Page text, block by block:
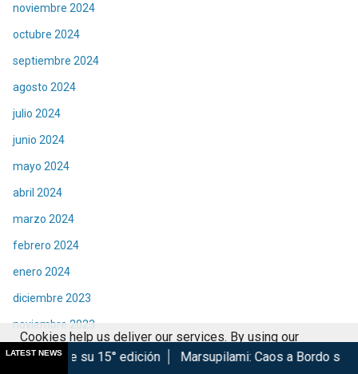
noviembre 2024
octubre 2024
septiembre 2024
agosto 2024
julio 2024
junio 2024
mayo 2024
abril 2024
marzo 2024
febrero 2024
enero 2024
diciembre 2023
noviembre 2023
octubre 2023
LATEST NEWS
edición Marsupilami: Caos a Bordo se estrena en
Cookies help us deliver our services. By using our
services, you agree to our use of cookies.
Got it